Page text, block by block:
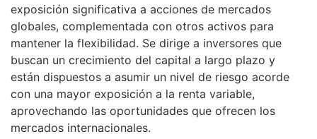
exposición significativa a acciones de mercados
globales, complementada con otros activos para
mantener la flexibilidad. Se dirige a inversores que
buscan un crecimiento del capital a largo plazo y
están dispuestos a asumir un nivel de riesgo acorde
con una mayor exposición a la renta variable,
aprovechando las oportunidades que ofrecen los
mercados internacionales.